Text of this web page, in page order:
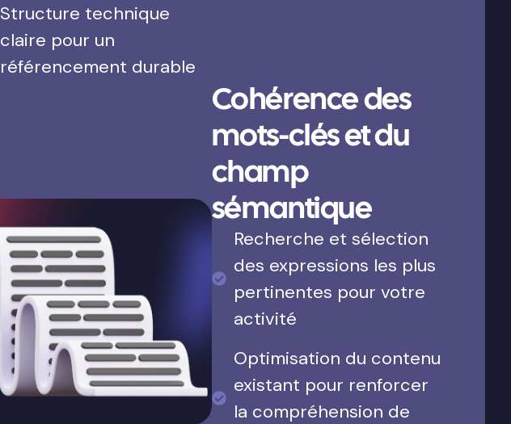
Structure technique
claire pour un
référencement durable
Cohérence des
mots-clés et du
champ
sémantique
Recherche et sélection
des expressions les plus
pertinentes pour votre
activité
Optimisation du contenu
existant pour renforcer
la compréhension de